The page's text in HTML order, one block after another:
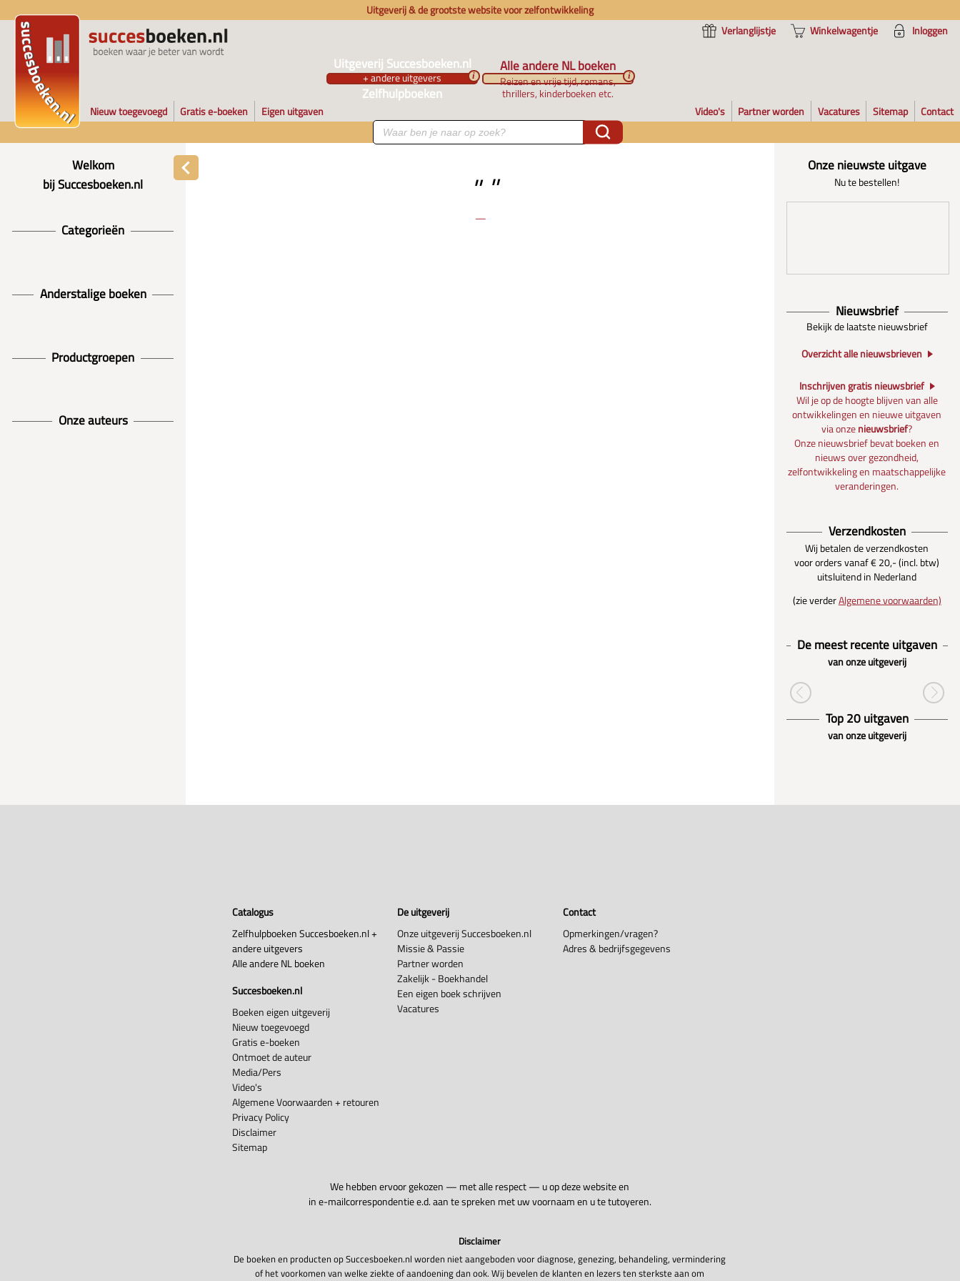
Uitgeverij & de grootste website voor zelfontwikkeling
Verlanglijstje
Winkelwagentje Inloggen
Uitgeverij Succesboeken.nl
+ andere uitgevers
Zelfhulpboeken
i
Alle andere NL boeken
Reizen en vrije tijd, romans,
thrillers, kinderboeken etc.
i
Nieuw toegevoegd Gratis e-boeken Eigen uitgaven Video's Partner worden Vacatures Sitemap Contact
Welkom
bij Succesboeken.nl
Categorieën
Anderstalige boeken
Productgroepen
Onze auteurs
Onze nieuwste uitgave
Nu te bestellen!
Nieuwsbrief
Bekijk de laatste nieuwsbrief
Overzicht alle nieuwsbrieven
Inschrijven gratis nieuwsbrief
Wil je op de hoogte blijven van alle
ontwikkelingen en nieuwe uitgaven
via onzenieuwsbrief?
Onze nieuwsbrief bevat boeken en
nieuws over gezondheid,
zelfontwikkeling en maatschappelijke
veranderingen.
Verzendkosten
Wij betalen de verzendkosten
voor orders vanaf € 20,- (incl. btw)
uitsluitend in Nederland
(zie verderAlgemene voorwaarden)
De meest recente uitgaven
van onze uitgeverij
Top 20 uitgaven
van onze uitgeverij
Catalogus
Zelfhulpboeken Succesboeken.nl +
andere uitgevers
Alle andere NL boeken
Succesboeken.nl
Boeken eigen uitgeverij
Nieuw toegevoegd
Gratis e-boeken
Ontmoet de auteur
Media/Pers
Video's
Algemene Voorwaarden + retouren
Privacy Policy
Disclaimer
Sitemap
De uitgeverij
Onze uitgeverij Succesboeken.nl
Missie & Passie
Partner worden
Zakelijk - Boekhandel
Een eigen boek schrijven
Vacatures
Contact
Opmerkingen/vragen?
Adres & bedrijfsgegevens
We hebben ervoor gekozen — met alle respect — u op deze website en
in e-mailcorrespondentie e.d. aan te spreken met uw voornaam en u te tutoyeren.
Disclaimer
De boeken en producten op Succesboeken.nl worden niet aangeboden voor diagnose, genezing, behandeling, vermindering
of het voorkomen van welke ziekte of aandoening dan ook. Wij bevelen de klanten en lezers ten sterkste aan om